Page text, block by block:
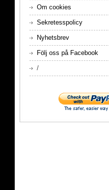
Om cookies
Sekretesspolicy
Nyhetsbrev
Följ oss på Facebook
/